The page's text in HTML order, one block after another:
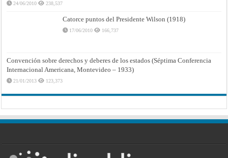
24/06/2010 238,537
Catorce puntos del Presidente Wilson (1918)
17/06/2010 166,737
Convención sobre derechos y deberes de los estados (Séptima Conferencia
Internacional Americana, Montevideo – 1933)
21/01/2013 123,373